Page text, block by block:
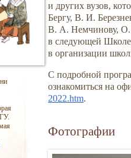
и других вузов,
Бергу, В. И.
В. А. Немчинову, О.
в следующей Школе
в организации
С подробной
ознакомиться на
2022.htm.
Фотографии